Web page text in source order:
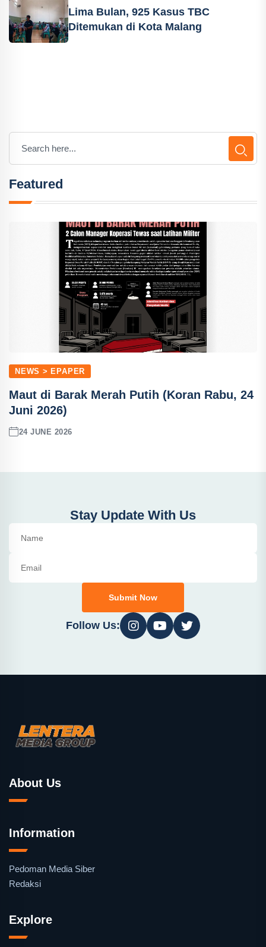
Lima Bulan, 925 Kasus TBC
Ditemukan di Kota Malang
Featured
NEWS > EPAPER
Maut di Barak Merah Putih (Koran Rabu, 24
Juni 2026)
24 JUNE 2026
Stay Update With Us
Submit Now
Follow Us:
About Us
Information
Pedoman Media Siber
Redaksi
Explore